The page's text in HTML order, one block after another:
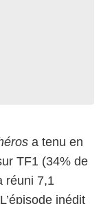
a tenu en
TF1 (34% de
réuni 7,1
inédit